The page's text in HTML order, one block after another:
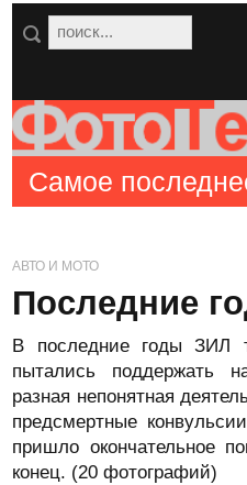
Самое
АВТО И МОТО
Последние
В последние годы ЗИЛ
пытались поддержать
разная непонятная
предсмертные
пришло окончательное
конец. (20 фотографий)